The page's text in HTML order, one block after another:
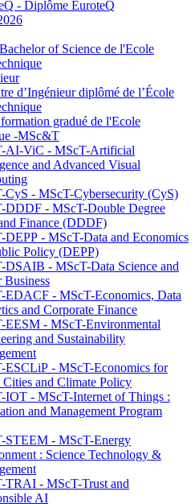
- Diplôme EuroteQ
of Science de l'Ecole
d’Ingénieur diplômé de l’École
gradué de l'Ecole
-MSc&T
AI-ViC - MScT-Artificial
and Advanced Visual
CyS - MScT-Cybersecurity (CyS)
DDDF - MScT-Double Degree
Finance (DDDF)
DEPP - MScT-Data and Economics
Policy (DEPP)
DSAIB - MScT-Data Science and
EDACF - MScT-Economics, Data
and Corporate Finance
EESM - MScT-Environmental
and Sustainability
ESCLiP - MScT-Economics for
Cities and Climate Policy
IOT - MScT-Internet of Things :
and Management Program
STEEM - MScT-Energy
: Science Technology &
TRAI - MScT-Trust and
AI